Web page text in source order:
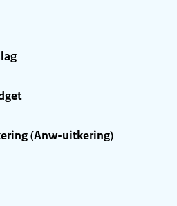
(Anw-uitkering)